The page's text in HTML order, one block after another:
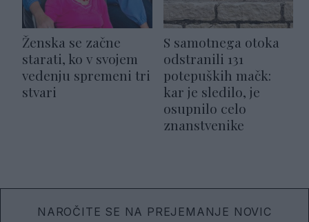
Ženska se začne
starati, ko v svojem
vedenju spremeni tri
stvari
S samotnega otoka
odstranili 131
potepuških mačk:
kar je sledilo, je
osupnilo celo
znanstvenike
NAROČITE SE NA PREJEMANJE NOVIC